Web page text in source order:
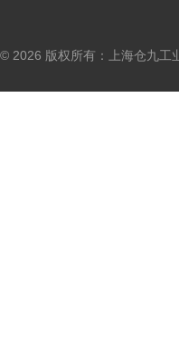
© 2026 版权所有：上海仓九工